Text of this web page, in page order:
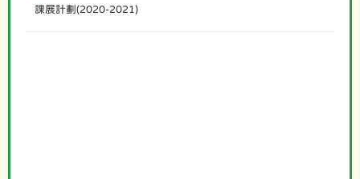
課展計劃(2020-2021)